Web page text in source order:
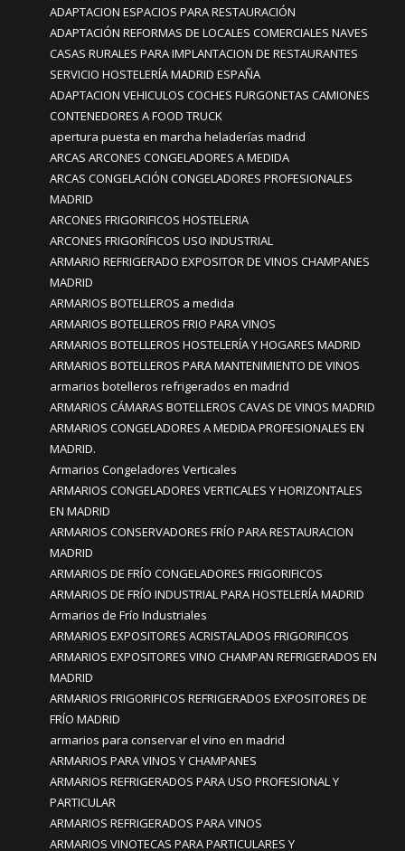
ADAPTACION ESPACIOS PARA RESTAURACIÓN
ADAPTACIÓN REFORMAS DE LOCALES COMERCIALES NAVES
CASAS RURALES PARA IMPLANTACION DE RESTAURANTES
SERVICIO HOSTELERÍA MADRID ESPAÑA
ADAPTACION VEHICULOS COCHES FURGONETAS CAMIONES
CONTENEDORES A FOOD TRUCK
apertura puesta en marcha heladerías madrid
ARCAS ARCONES CONGELADORES A MEDIDA
ARCAS CONGELACIÓN CONGELADORES PROFESIONALES
MADRID
ARCONES FRIGORIFICOS HOSTELERIA
ARCONES FRIGORÍFICOS USO INDUSTRIAL
ARMARIO REFRIGERADO EXPOSITOR DE VINOS CHAMPANES
MADRID
ARMARIOS BOTELLEROS a medida
ARMARIOS BOTELLEROS FRIO PARA VINOS
ARMARIOS BOTELLEROS HOSTELERÍA Y HOGARES MADRID
ARMARIOS BOTELLEROS PARA MANTENIMIENTO DE VINOS
armarios botelleros refrigerados en madrid
ARMARIOS CÁMARAS BOTELLEROS CAVAS DE VINOS MADRID
ARMARIOS CONGELADORES A MEDIDA PROFESIONALES EN
MADRID.
Armarios Congeladores Verticales
ARMARIOS CONGELADORES VERTICALES Y HORIZONTALES
EN MADRID
ARMARIOS CONSERVADORES FRÍO PARA RESTAURACION
MADRID
ARMARIOS DE FRÍO CONGELADORES FRIGORIFICOS
ARMARIOS DE FRÍO INDUSTRIAL PARA HOSTELERÍA MADRID
Armarios de Frío Industriales
ARMARIOS EXPOSITORES ACRISTALADOS FRIGORIFICOS
ARMARIOS EXPOSITORES VINO CHAMPAN REFRIGERADOS EN
MADRID
ARMARIOS FRIGORIFICOS REFRIGERADOS EXPOSITORES DE
FRÍO MADRID
armarios para conservar el vino en madrid
ARMARIOS PARA VINOS Y CHAMPANES
ARMARIOS REFRIGERADOS PARA USO PROFESIONAL Y
PARTICULAR
ARMARIOS REFRIGERADOS PARA VINOS
ARMARIOS VINOTECAS PARA PARTICULARES Y